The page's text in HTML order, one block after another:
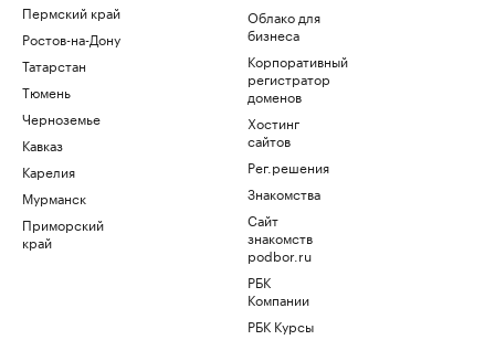
Пермский край
Ростов-на-Дону
Татарстан
Тюмень
Черноземье
Кавказ
Карелия
Мурманск
Приморский
край
Облако для
бизнеса
Корпоративный
регистратор
доменов
Хостинг
сайтов
Рег.решения
Знакомства
Сайт
знакомств
podbor.ru
РБК
Компании
РБК Курсы